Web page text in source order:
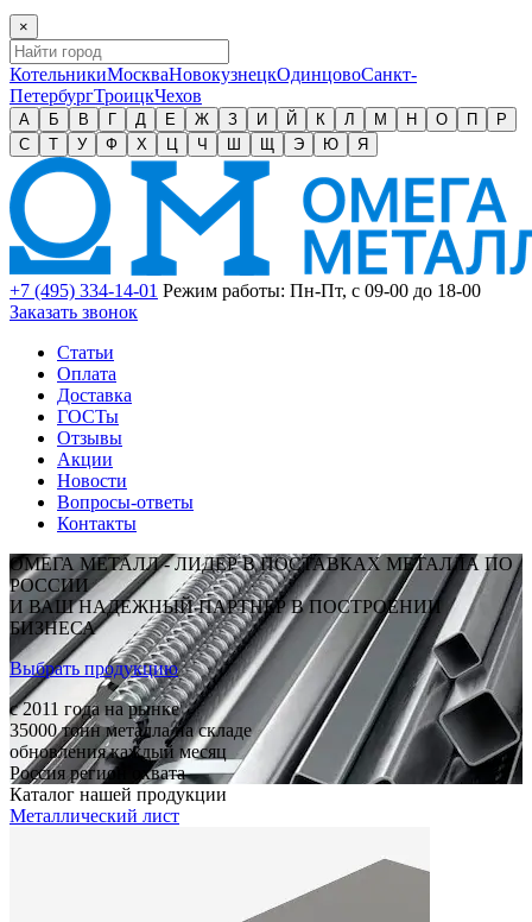
×
КотельникиМоскваНовокузнецкОдинцовоСанкт-
ПетербургТроицкЧехов
А Б В Г Д Е Ж З И Й К Л М Н О П
Р
С
Т У Ф Х Ц Ч Ш Щ Э Ю Я
+7 (495) 334-14-01 Режим работы: Пн-Пт, с 09-00 до 18-00
Заказать звонок
Статьи
Оплата
Доставка
ГОСТы
Отзывы
Акции
Новости
Вопросы-ответы
Контакты
ОМЕГА МЕТАЛЛ - ЛИДЕР В ПОСТАВКАХ МЕТАЛЛА ПО
РОССИИ
И ВАШ НАДЕЖНЫЙ ПАРТНЕР В ПОСТРОЕНИИ
БИЗНЕСА
Выбрать продукцию
c 2011 года на рынке
35000 тонн металла на складе
обновления каждый месяц
Россия регион охвата
Каталог нашей продукции
Металлический лист